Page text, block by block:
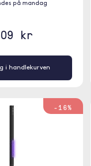
på mandag
kr
i handlekurven
-16%